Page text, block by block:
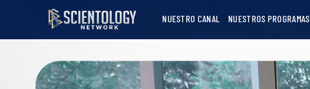
NUESTRO CANAL NUESTROS PROGRAMAS